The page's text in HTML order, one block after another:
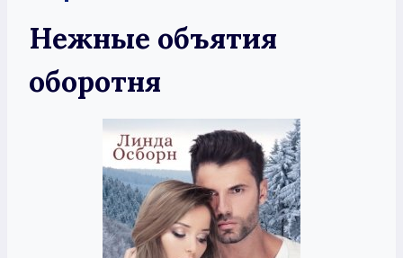
Нежные объятия
оборотня